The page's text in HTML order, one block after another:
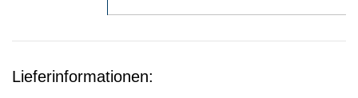
Lieferinformationen: